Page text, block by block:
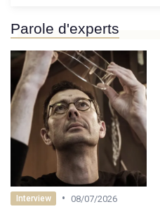
Parole d'experts
Interview • 08/07/2026